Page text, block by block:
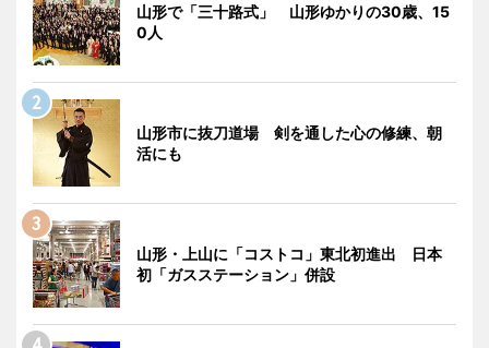
山形で「三十路式」 山形ゆかりの30歳、15
0人
山形市に抜刀道場 剣を通した心の修練、朝
活にも
山形・上山に「コストコ」東北初進出 日本
初「ガスステーション」併設